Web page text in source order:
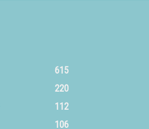
615
220
112
106